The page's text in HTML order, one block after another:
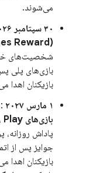
می‌شوند.
۳۰ سپتامبر ۲۰۲۶:
(Play Games Reward) یکبار مصرف
شخصیت‌های
بازی‌های پلی
بازیکنان اهدا
۱ مارس ۲۰۲۷
بازی‌های Play
پاداش
جوایز پس از